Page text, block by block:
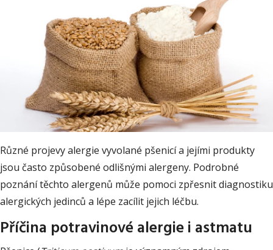
Různé projevy alergie vyvolané pšenicí a jejími produkty
jsou často způsobené odlišnými alergeny. Podrobné
poznání těchto alergenů může pomoci zpřesnit diagnostiku
alergických jedinců a lépe zacílit jejich léčbu.
Příčina potravinové alergie i astmatu